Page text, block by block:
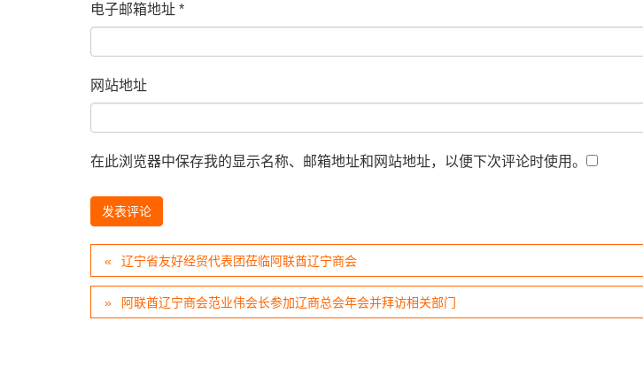
电子邮箱地址 *
网站地址
在此浏览器中保存我的显示名称、邮箱地址和网站地址，以便下次评论时使用。
辽宁省友好经贸代表团莅临阿联酋辽宁商会
阿联酋辽宁商会范业伟会长参加辽商总会年会并拜访相关部门